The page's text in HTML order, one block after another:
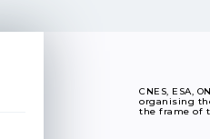
CNES, ESA,
organising
the frame of